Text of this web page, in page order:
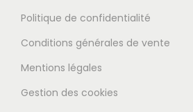
Politique de confidentialité
Conditions générales de vente
Mentions légales
Gestion des cookies